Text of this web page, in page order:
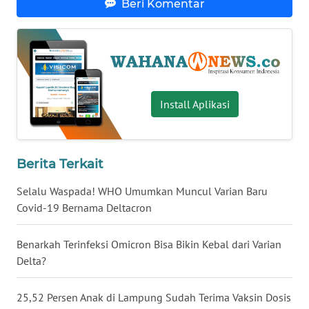
Beri Komentar
Install Aplikasi
Berita Terkait
Selalu Waspada! WHO Umumkan Muncul Varian Baru
Covid-19 Bernama Deltacron
Benarkah Terinfeksi Omicron Bisa Bikin Kebal dari Varian
Delta?
25,52 Persen Anak di Lampung Sudah Terima Vaksin Dosis
WN
WN
SUMBAR
WN
SUMSEL
BENGKULU
WN
LAMPUNG
WN